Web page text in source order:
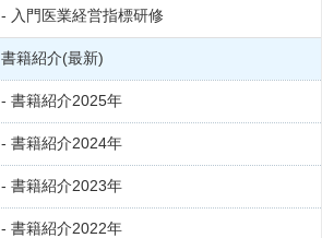
入門医業経営指標研修
書籍紹介(最新)
書籍紹介2025年
書籍紹介2024年
書籍紹介2023年
書籍紹介2022年